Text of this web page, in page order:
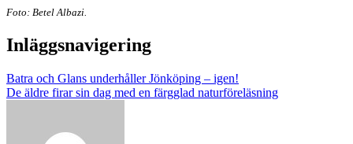
Foto: Betel Albazi.
Inläggsnavigering
Batra och Glans underhåller Jönköping – igen!
De äldre firar sin dag med en färgglad naturföreläsning